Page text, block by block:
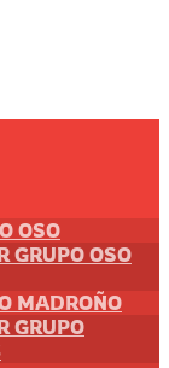
OSO
GRUPO OSO
MADROÑO
GRUPO